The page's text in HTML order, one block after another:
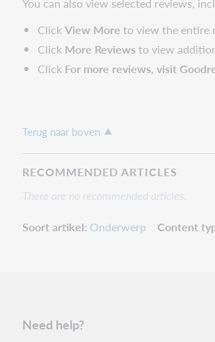
ClickView More to view the entire
Click More Reviewsto view
Click For more reviews, visit
Terug naar boven
RECOMMENDED ARTICLES
There are no recommended articles.
Soort artikel Onderwerp Content
Need help?